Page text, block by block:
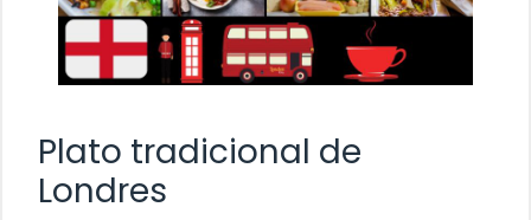
Plato tradicional de
Londres